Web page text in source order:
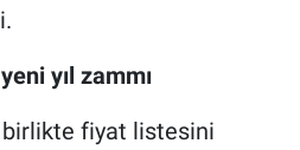
yıl zammı
birlikte fiyat listesini